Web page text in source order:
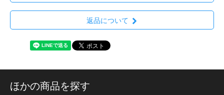
返品について
ほかの商品を探す